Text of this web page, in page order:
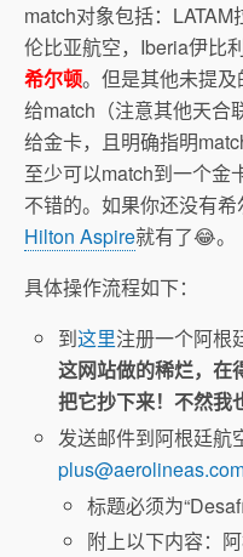
match对象包括：
伦比亚航空，Iberia伊比
希尔顿。但是其他未提
给match（注意其他天合
给金卡，且明确指明
至少可以match到一个金
不错的。如果你还没有
Hilton Aspire就有了😂。
具体操作流程如下：
到这里注册一个阿根
这网站做的稀烂，在
把它抄下来！不然我
发送邮件到阿根廷航
标题必须为
附上以下内容：